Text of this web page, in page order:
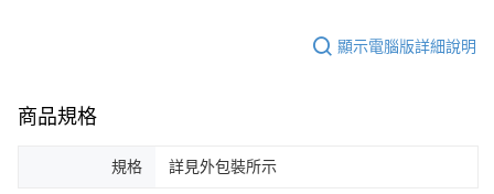
顯示電腦版詳細說明
商品規格
規格 詳見外包裝所示